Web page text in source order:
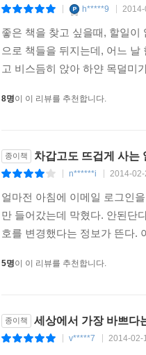
은 당신 때문이라고 말하겠어
끝에 시인이라 이름을 단
의 시를 묶어 시집을 만드는
먹다가도 김밥 단면이 화려
사랑은, 사랑이라는 말보다
시절 부부싸움을 하며 때리
, 푸세식 화장실 안에서 교복
이란 이상하고도 부끄러운
하여 어느 날부터인가 나는
h*****9
좋은 책을 찾고 싶을때, 할일
으로 책들을 뒤지는데, 어느
고 비스듬히 앉아 하얀 목덜미
8명이 이 리뷰를 추천합니다.
종이책 차갑고도 뜨겁게 사는
n******i 2014-
얼마전 아침에 이메일 로그인
만 들어갔는데 막혔다. 안된단
호를 변경했다는 정보가 뜬다.
5명이 이 리뷰를 추천합니다.
종이책 세상에서 가장 바쁘다
v*****7 2014-02-